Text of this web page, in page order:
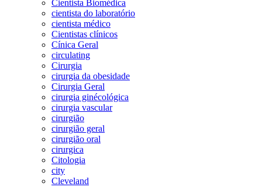
Cientista Biomédica
cientista do laboratório
cientista médico
Cientistas clínicos
Cínica Geral
circulating
Cirurgia
cirurgia da obesidade
Cirurgia Geral
cirurgia ginécológica
cirurgia vascular
cirurgião
cirurgião geral
cirurgião oral
cirurgica
Citologia
city
Cleveland